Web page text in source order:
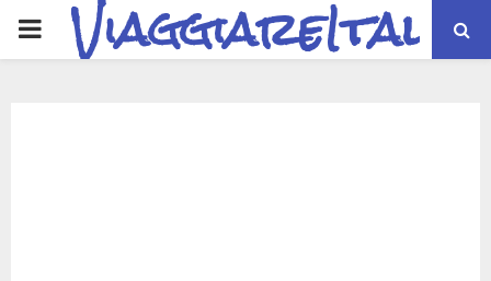
PRIMARYViaggiareItalia